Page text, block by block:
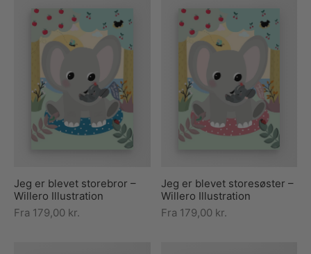
Jeg er blevet storebror –
Willero Illustration
Fra 179,00 kr.
Jeg er blevet storesøster –
Willero Illustration
Fra 179,00 kr.